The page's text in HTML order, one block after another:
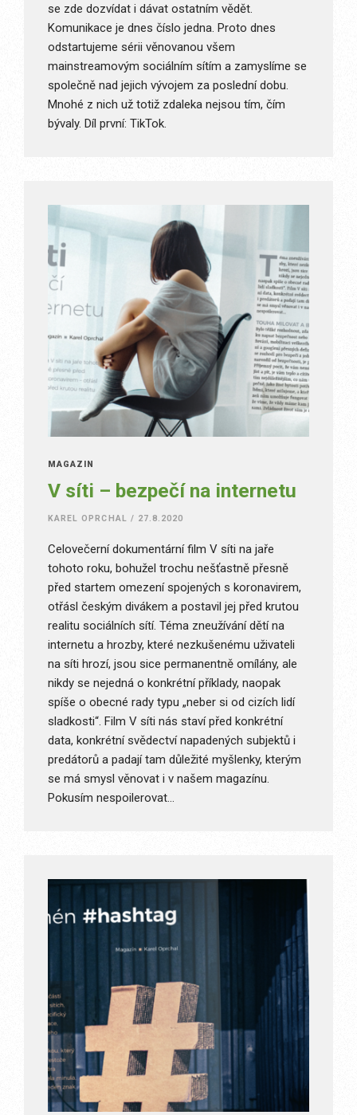
se zde dozvídat i dávat ostatním vědět.
Komunikace je dnes číslo jedna. Proto dnes
odstartujeme sérii věnovanou všem
mainstreamovým sociálním sítím a zamyslíme se
společně nad jejich vývojem za poslední dobu.
Mnohé z nich už totiž zdaleka nejsou tím, čím
bývaly. Díl první: TikTok.
MAGAZÍN
V síti – bezpečí na internetu
KAREL OPRCHAL / 27.8.2020
Celovečerní dokumentární film V síti na jaře
tohoto roku, bohužel trochu nešťastně přesně
před startem omezení spojených s koronavirem,
otřásl českým divákem a postavil jej před krutou
realitu sociálních sítí. Téma zneužívání dětí na
internetu a hrozby, které nezkušenému uživateli
na síti hrozí, jsou sice permanentně omílány, ale
nikdy se nejedná o konkrétní příklady, naopak
spíše o obecné rady typu „neber si od cizích lidí
sladkosti“. Film V síti nás staví před konkrétní
data, konkrétní svědectví napadených subjektů i
predátorů a padají tam důležité myšlenky, kterým
se má smysl věnovat i v našem magazínu.
Pokusím nespoilerovat…